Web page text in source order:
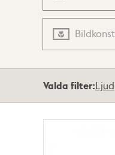
Bildkonst
Valda filter:Ljud